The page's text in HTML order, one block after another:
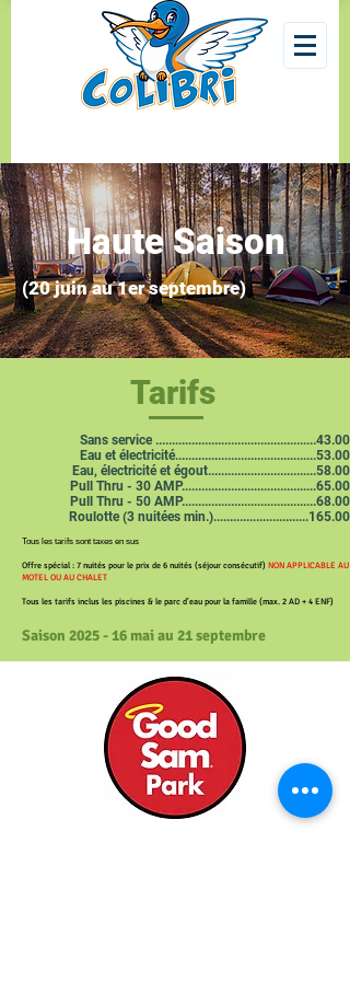
Haute Saison
(20 juin au 1er septembre)
Tarifs
Sans service .................................................43.00
Eau et électricité...........................................53.00
Eau, électricité et égout.................................58.00
Pull Thru - 30 AMP.........................................65.00
Pull Thru - 50 AMP.........................................68.00
Roulotte (3 nuitées min.).............................165.00
Tous les tarifs sont taxes en sus
Offre spécial : 7 nuités pour le prix de 6 nuités (séjour consécutif) NON APPLICABLE AU
MOTEL OU AU CHALET
Tous les tarifs inclus les piscines & le parc d'eau pour la famille (max. 2 AD + 4 ENF)
Saison 2025- 16 mai au 21 septembre